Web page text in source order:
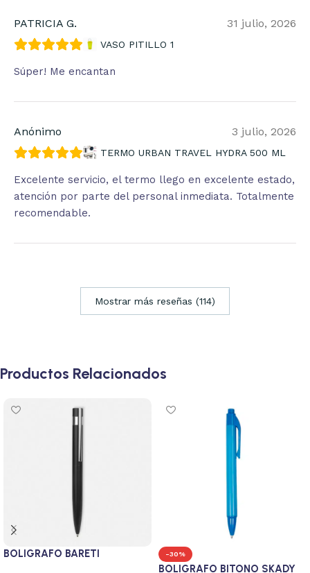
PATRICIA G. 31 julio, 2026
VASO PITILLO 1
Súper! Me encantan
Anónimo 3 julio, 2026
TERMO URBAN TRAVEL HYDRA 500 ML
Excelente servicio, el termo llego en excelente estado,
atención por parte del personal inmediata. Totalmente
recomendable.
Mostrar más reseñas (114)
Productos Relacionados
BOLIGRAFO BARETI -30%
BOLIGRAFO BITONO SKADY